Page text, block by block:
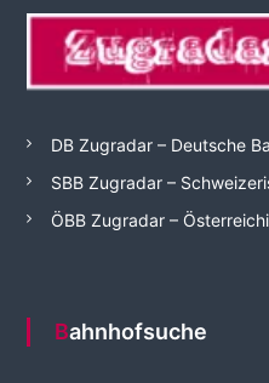
DB Zugradar – Deutsche
SBB Zugradar –
ÖBB Zugradar –
Bahnhofsuche